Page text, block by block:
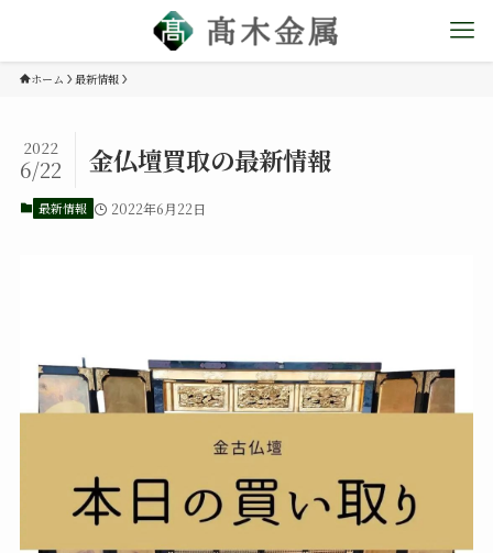
ホーム 最新情報
金仏壇買取の最新情報
2022
6/22
最新情報 2022年6月22日